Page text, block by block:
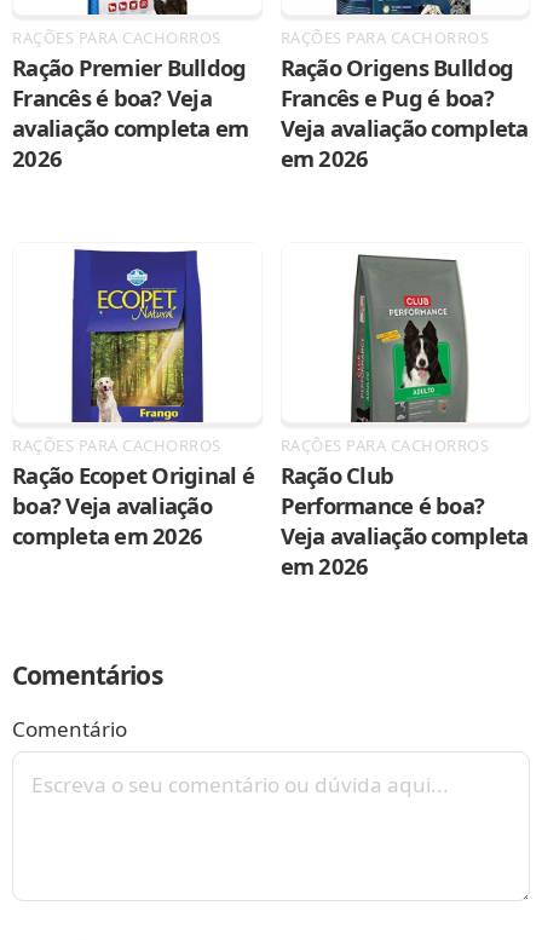
RAÇÕES PARA CACHORROS
Ração Premier Bulldog
Francês é boa? Veja
avaliação completa em
2026
RAÇÕES PARA CACHORROS
Ração Origens Bulldog
Francês e Pug é boa?
Veja avaliação completa
em 2026
RAÇÕES PARA CACHORROS
Ração Ecopet Original é
boa? Veja avaliação
completa em 2026
RAÇÕES PARA CACHORROS
Ração Club
Performance é boa?
Veja avaliação completa
em 2026
Comentários
Comentário